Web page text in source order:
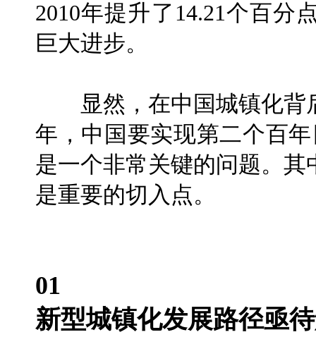
2010年提升了14.21个百分
巨大进步。
显然，在中国城镇化背
年，中国要实现第二个百
是一个非常关键的问题。
是重要的切入点。
01
新型城镇化发展路径亟